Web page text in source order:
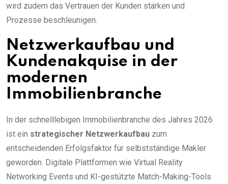
wird zudem das Vertrauen der Kunden stärken und
Prozesse beschleunigen.
Netzwerkaufbau und
Kundenakquise in der
modernen
Immobilienbranche
In der schnelllebigen Immobilienbranche des Jahres 2026
ist ein strategischer Netzwerkaufbau zum
entscheidenden Erfolgsfaktor für selbstständige Makler
geworden. Digitale Plattformen wie Virtual Reality
Networking Events und KI-gestützte Match-Making-Tools